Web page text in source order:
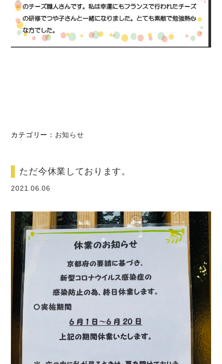
カテゴリー： お知らせ
ただ今休業しております。
2021.06.06